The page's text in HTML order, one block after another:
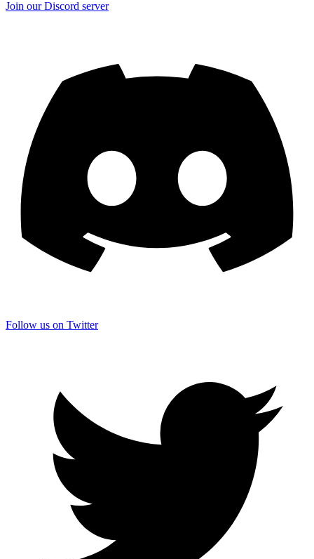
Join our Discord server
Follow us on Twitter